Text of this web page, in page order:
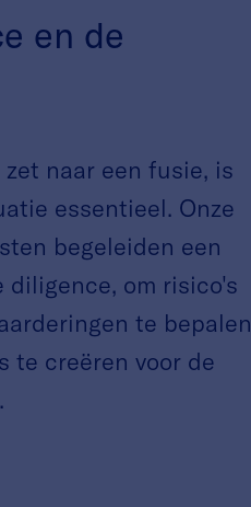
en de
naar een fusie, is
essentieel. Onze
begeleiden een
om risico's
te bepalen
te creëren voor de